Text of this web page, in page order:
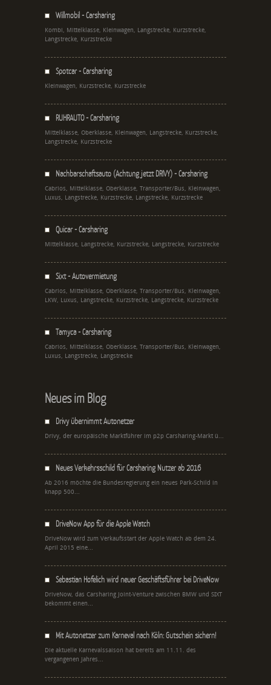
Willmobil - Carsharing
Kombi, Mittelklasse, Kleinwagen, Langstrecke, Kurzstrecke,
Langstrecke, Kurzstrecke
Spotcar - Carsharing
Kleinwagen, Kurzstrecke, Kurzstrecke
RUHRAUTO - Carsharing
Mittelklasse, Oberklasse, Kleinwagen, Langstrecke, Kurzstrecke,
Langstrecke, Kurzstrecke
Nachbarschaftsauto (Achtung jetzt DRIVY) - Carsharing
Cabrios, Mittelklasse, Oberklasse, Transporter/Bus, Kleinwagen,
Luxus, Langstrecke, Kurzstrecke, Langstrecke, Kurzstrecke
Quicar - Carsharing
Mittelklasse, Langstrecke, Kurzstrecke, Langstrecke, Kurzstrecke
Sixt - Autovermietung
Cabrios, Mittelklasse, Oberklasse, Transporter/Bus, Kleinwagen,
LKW, Luxus, Langstrecke, Kurzstrecke, Langstrecke, Kurzstrecke
Tamyca - Carsharing
Cabrios, Mittelklasse, Oberklasse, Transporter/Bus, Kleinwagen,
Luxus, Langstrecke, Langstrecke
Neues im Blog
Drivy übernimmt Autonetzer
Drivy, der europäische Marktführer im p2p Carsharing-Markt ü...
Neues Verkehrsschild für Carsharing Nutzer ab 2016
Ab 2016 möchte die Bundesregierung ein neues Park-Schild in
knapp 500...
DriveNow App für die Apple Watch
DriveNow wird zum Verkaufsstart der Apple Watch ab dem 24.
April 2015 eine...
Sebastian Hofelich wird neuer Geschäftsführer bei DriveNow
DriveNow, das Carsharing Joint-Venture zwischen BMW und SIXT
bekommt einen...
Mit Autonetzer zum Karneval nach Köln: Gutschein sichern!
Die aktuelle Karnevalssaison hat bereits am 11.11. des
vergangenen Jahres...